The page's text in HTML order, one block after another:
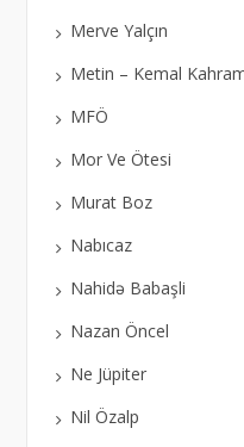
Merve Yalçın
Metin – Kemal
MFÖ
Mor Ve Ötesi
Murat Boz
Nabıcaz
Nahidə Babaşli
Nazan Öncel
Ne Jüpiter
Nil Özalp